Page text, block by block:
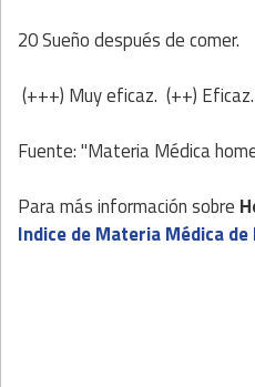
20 Sueño después de comer.
(+++) Muy eficaz. (++)
Fuente: "Materia Médica
Para más información sobre
Indice de Materia Médica